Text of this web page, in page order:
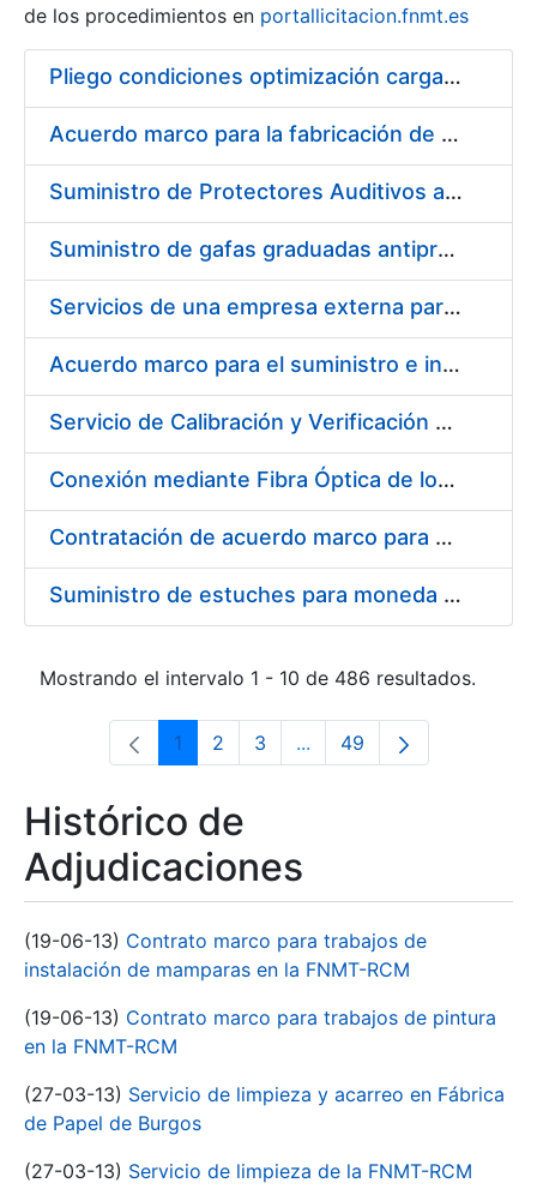
de los procedimientos en portallicitacion.fnmt.es
Pliego condiciones optimización cargas compras firmado
Acuerdo marco para la fabricación de piezas
Suministro de Protectores Auditivos a medida para las personas trabajadoras de los Centros de Trabajo de Madrid y Burgos
Suministro de gafas graduadas antiproyecciones para los trabajadores de la FNMT-RCM en los centros de trabajo de Madrid y Burgos
Servicios de una empresa externa para el asesoramiento y resolución de los recursos de alzada que se presentan relacionados con procesos de selección para la FNMT-RCM
Acuerdo marco para el suministro e instalación de persianas, estores y otros complementos
Servicio de Calibración y Verificación Externa de los Equipos de Medición del Servicio de Prevención de la FNMT-RCM
Conexión mediante Fibra Óptica de los Centros de Proceso de Datos (CPDs) de las sedes de la FNMT-RCM de Burgos y Madrid
Contratación de acuerdo marco para el Suministro de Material de Electricidad para la Fábrica Nacional de Moneda y Timbre-Real Casa de la Moneda en su centro de trabajo de Burgos
Suministro de estuches para moneda de 30 €
Mostrando el intervalo 1 - 10 de 486 resultados.
Página
1 Página
2 Página
3 ...Páginas intermedias Use
Página
49
Histórico de
Adjudicaciones
(19-06-13) Contrato marco para trabajos de
instalación de mamparas en la FNMT-RCM
(19-06-13) Contrato marco para trabajos de pintura
en la FNMT-RCM
(27-03-13) Servicio de limpieza y acarreo en Fábrica
de Papel de Burgos
(27-03-13) Servicio de limpieza de la FNMT-RCM